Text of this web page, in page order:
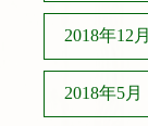
2018年12月
2018年5月